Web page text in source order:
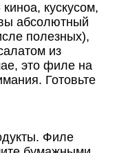
кускусом,
абсолютный
полезных),
из
это филе на
Готовьте
Филе